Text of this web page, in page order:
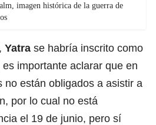
imagen histórica de la guerra de
Yatra se habría inscrito como
importante aclarar que en
no están obligados a asistir a
por lo cual no está
el 19 de junio, pero sí